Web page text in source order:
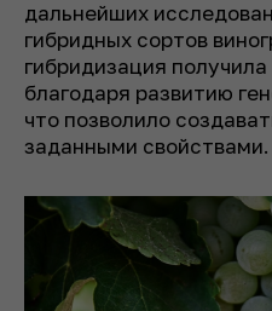
дальнейших
гибридных сортов
гибридизация
благодаря развитию
что позволило
заданными свойствами.